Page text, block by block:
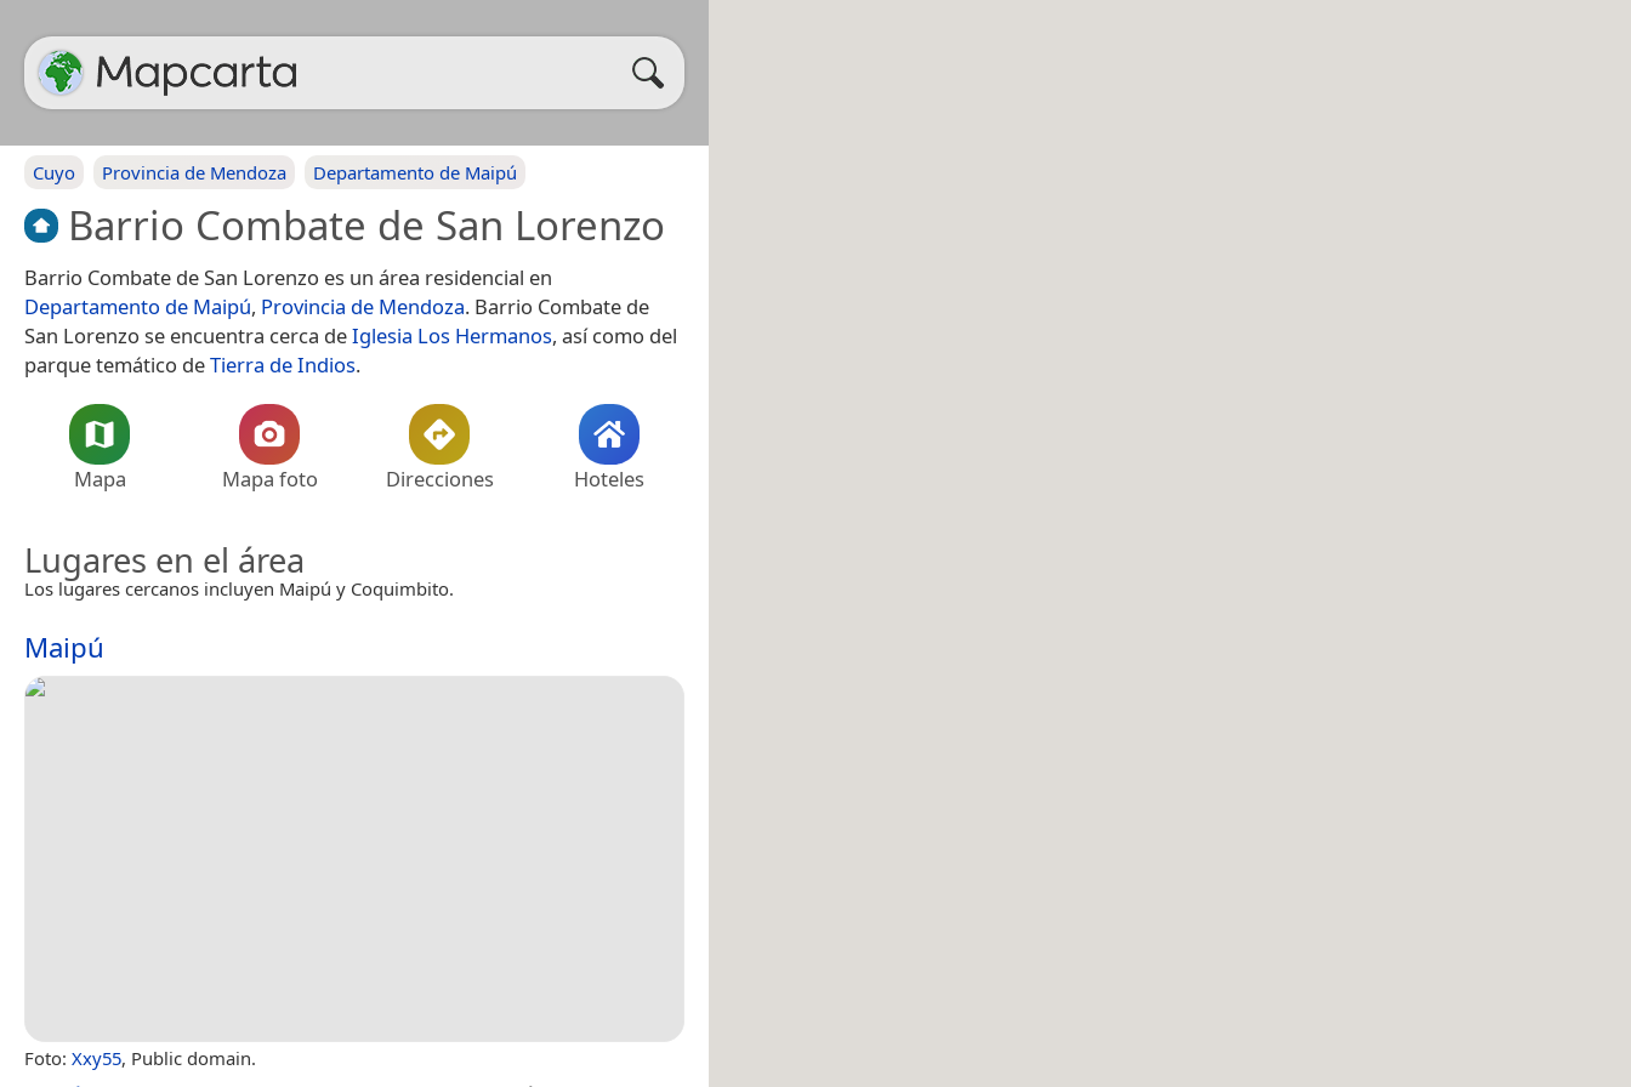
Cuyo Provincia de Mendoza Departamento de Maipú
Barrio Combate de San Lorenzo
Barrio Combate de San Lorenzo es un área residencial en
Departamento de Maipú, Provincia de Mendoza. Barrio Combate de
San Lorenzo se encuentra cerca deIglesia Los Hermanos, así como del
parque temático deTierra de Indios.
Mapa Mapa foto Direcciones Hoteles
Lugares en el área
Los lugares cercanos incluyen Maipú y Coquimbito.
Maipú
Foto: Xxy55, Public domain.